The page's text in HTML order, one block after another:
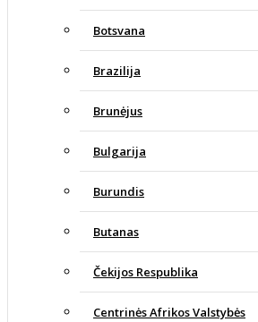
Botsvana
Brazilija
Brunėjus
Bulgarija
Burundis
Butanas
Čekijos Respublika
Centrinės Afrikos Valstybės